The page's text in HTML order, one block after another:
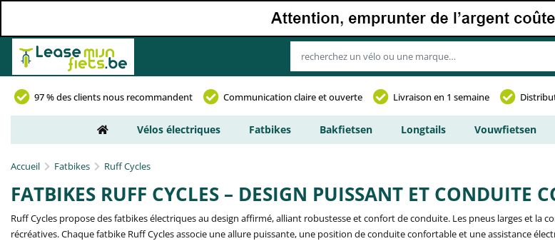
97 % des clients nous recommandent Communication claire et ouverte Livraison en 1 semaine
Vélos électriques Fatbikes Bakfietsen Longtails Vouwfietsen
Accueil Fatbikes Ruff Cycles
FATBIKES RUFF CYCLES – DESIGN PUISSANT ET CONDUITE
Ruff Cycles propose des fatbikes électriques au design affirmé, alliant robustesse et confort de conduite. Les pneus larges et
récréatives. Chaque fatbike Ruff Cycles associe une allure puissante, une position de conduite confortable et une assistance